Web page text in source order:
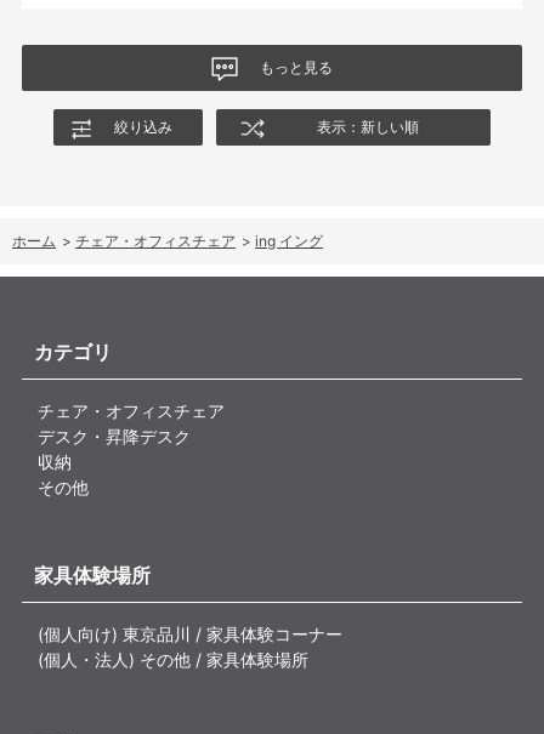
もっと見る
絞り込み 表示：新しい順
ホーム > チェア・オフィスチェア > ing イング
カテゴリ
チェア・オフィスチェア
デスク・昇降デスク
収納
その他
家具体験場所
(個人向け) 東京品川 / 家具体験コーナー
(個人・法人) その他 / 家具体験場所